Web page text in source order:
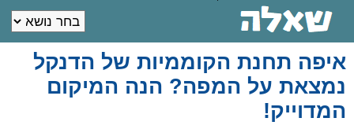
איפה תחנת הקוממיות של הדנקל
נמצאת על המפה? הנה המיקום
המדוייק!